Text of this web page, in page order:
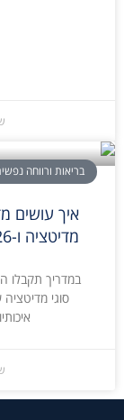
בריאות ורווחה
איך עושים
מדיטציה ו-26 מדיטציות מומלצות ומודרכות
במדריך תקבלו
סוגי